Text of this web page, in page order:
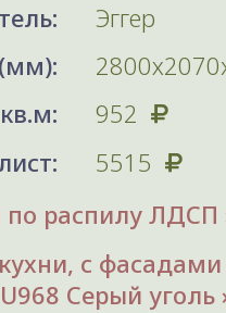
Эггер
952
5515
по распилу ЛДСП
с фасадами
Серый уголь